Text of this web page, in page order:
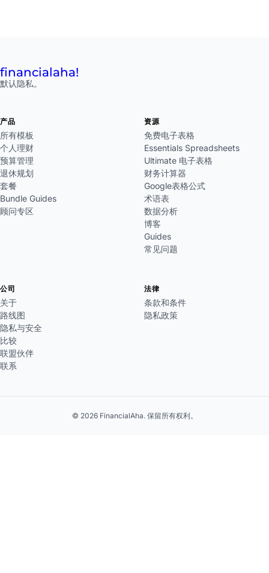
financialaha!
默认隐私。
产品
所有模板
个人理财
预算管理
退休规划
套餐
Bundle Guides
顾问专区
资源
免费电子表格
Essentials Spreadsheets
Ultimate 电子表格
财务计算器
Google表格公式
术语表
数据分析
博客
Guides
常见问题
公司
关于
路线图
隐私与安全
比较
联盟伙伴
联系
法律
条款和条件
隐私政策
© 2026 FinancialAha. 保留所有权利。